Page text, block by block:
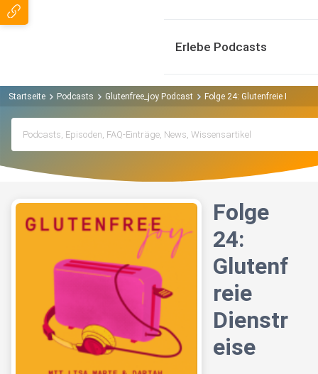
Erlebe Podcasts
Startseite Podcasts Glutenfree_joy Podcast Folge 24: Glutenfreie
Folge
24:
Glutenf
reie
Dienstr
eise